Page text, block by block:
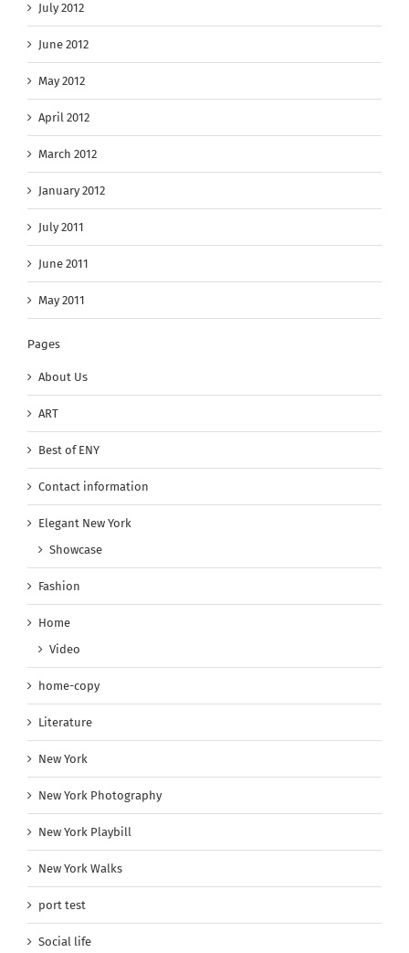
July 2012
June 2012
May 2012
April 2012
March 2012
January 2012
July 2011
June 2011
May 2011
Pages
About Us
ART
Best of ENY
Contact information
Elegant New York
Showcase
Fashion
Home
Video
home-copy
Literature
New York
New York Photography
New York Playbill
New York Walks
port test
Social life